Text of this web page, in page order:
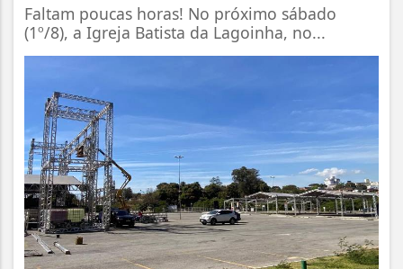
Faltam poucas horas! No próximo sábado
(1º/8), a Igreja Batista da Lagoinha, no...